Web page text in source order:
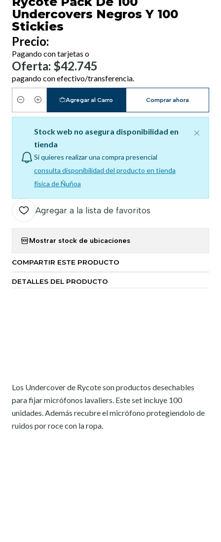
Undercovers Negros Y 100
Stickies
Precio:
Pagando con tarjetas o
Oferta: $42.745
pagando con efectivo/transferencia.
Cantidad
Agregar al Carro Comprar ahora
Stock web no asegura disponibilidad en
tienda
Si quieres realizar una compra presencial
consulta disponibilidad del producto en tienda
física de Ñuñoa
Agregar a la lista de favoritos
Mostrar stock de ubicaciones
COMPARTIR ESTE PRODUCTO
DETALLES DEL PRODUCTO
Los Undercover de Rycote son productos desechables
para fijar micrófonos lavaliers. Este set incluye 100
unidades. Además recubre el micrófono protegiendolo de
ruidos por roce con la ropa.